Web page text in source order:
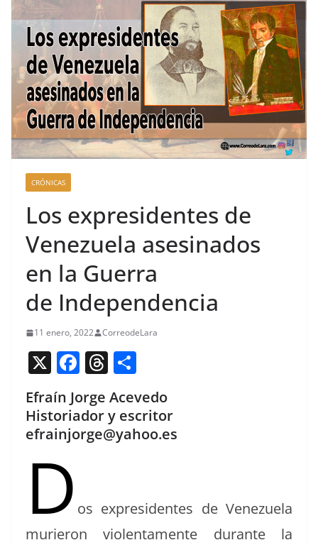
CRÓNICAS
Los expresidentes de
Venezuela asesinados
en la Guerra
de Independencia
11 enero, 2022 CorreodeLara
X F
c
e
b
o
k
T
h
re
a
d
m
p
Efraín Jorge Acevedo
Historiador y escritor
efrainjorge@yahoo.es
D os expres­i­dentes de Venezuela
murieron vio­len­ta­mente durante la